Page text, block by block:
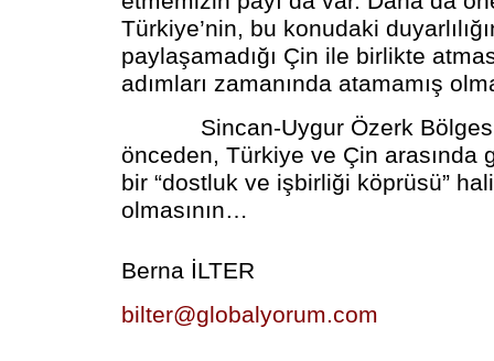
Türkiye’nin, bu konudaki
paylaşamadığı Çin ile birlikte
adımları zamanında atamamış
Sincan-Uygur Özerk
önceden, Türkiye ve Çin arasında
bir “dostluk ve işbirliği köprüsü”
olmasının…
Berna İLTER
bilter@globalyorum.com